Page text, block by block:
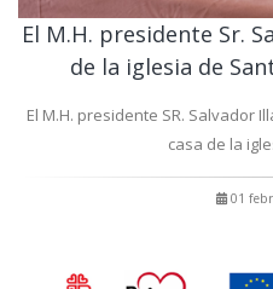
El M.H. presidente Sr.
de la iglesia de
El M.H. presidente SR. Salvador
casa de la
01